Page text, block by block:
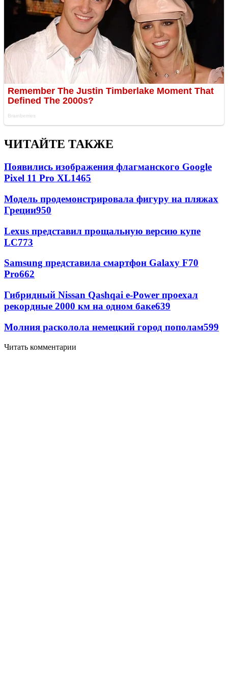
ЧИТАЙТЕ ТАКЖЕ
Появились изображения флагманского Google
Pixel 11 Pro XL1465
Модель продемонстрировала фигуру на пляжах
Греции950
Lexus представил прощальную версию купе
LC773
Samsung представила смартфон Galaxy F70
Pro662
Гибридный Nissan Qashqai e-Power проехал
рекордные 2000 км на одном баке639
Молния расколола немецкий город пополам599
Читать комментарии